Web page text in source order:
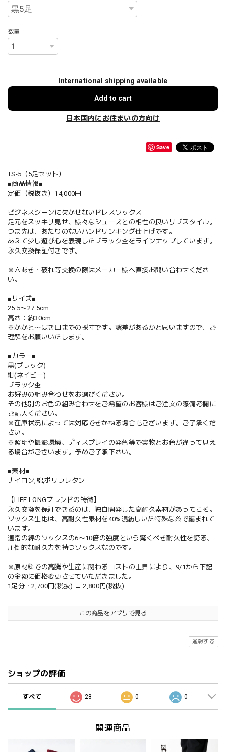
数量
International shipping available
Add to cart
日本国内にお住まいの方向け
Save
TS-5（5足セット）
■商品情報■
定価（税抜き）14,000円
ビジネスシーンに欠かせないドレスソックス
足元をスッキリ見せ、様々なシューズとの相性の良いリブスタイル。
つま先は、あたりのないハンドリンキング仕上げです。
あえて少し遊び心を表現したブラック杢をラインナップしています。
永久交換保証付きです。
※穴あき・破れ等交換の際はメーカー様へ直接お問い合わせくださ
い。
■サイズ■
25.5〜27.5cm
高さ：約30cm
※かかと〜はき口までの採寸です。誤差があるかと思いますので、ご
理解をお願いいたします。
■カラー■
黒(ブラック)
紺(ネイビー)
ブラック杢
お好みの組み合わせをお選びください。
その他別のお色の組み合わせをご希望のお客様はご注文の際備考欄に
ご記入ください。
※在庫状況によっては対応できかねる場合もございます。ご了承くだ
さい。
※照明や撮影環境、ディスプレイの発色等で実物とお色が違って見え
る場合がございます。予めご了承下さい。
■素材■
ナイロン,綿,ポリウレタン
【LIFE LONGブランドの特徴】
永久交換を保証できるのは、独自開発した高耐久素材があってこそ。
ソックス生地は、高耐久性素材を40%混紡しいた特殊な糸で編まれて
います。
通常の綿のソックスの6〜10倍の強度という驚くべき耐久性を誇る、
圧倒的な耐久力を持つソックスなのです。
※原材料での高騰や生産に関わるコストの上昇により、9/1から下記
の金額に価格変更させていただきました。
1足分・2,700円(税抜) → 2,800円(税抜)
この商品をアプリで見る
通報する
ショップの評価
すべて 28 0 0
関連商品